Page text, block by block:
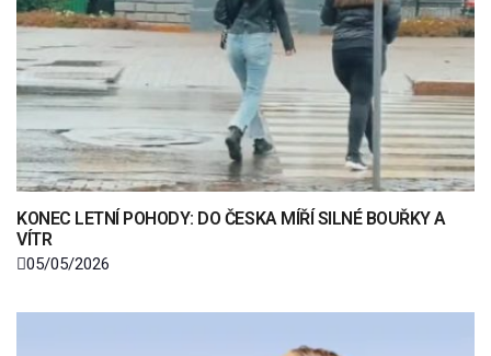
KONEC LETNÍ POHODY: DO ČESKA MÍŘÍ SILNÉ BOUŘKY A
VÍTR
05/05/2026